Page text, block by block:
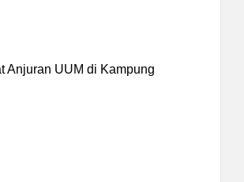
Anjuran UUM di Kampung